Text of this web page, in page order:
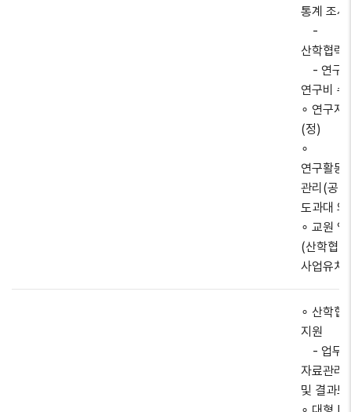
통계 조사
-
산학협력
- 연구
연구비
∘ 연구지
(정)
∘
연구활동
관리(공대
도과대
∘ 교원
(산학협
사업유치
∘ 산학협
지원
- 업무
자료관리
및 결과보